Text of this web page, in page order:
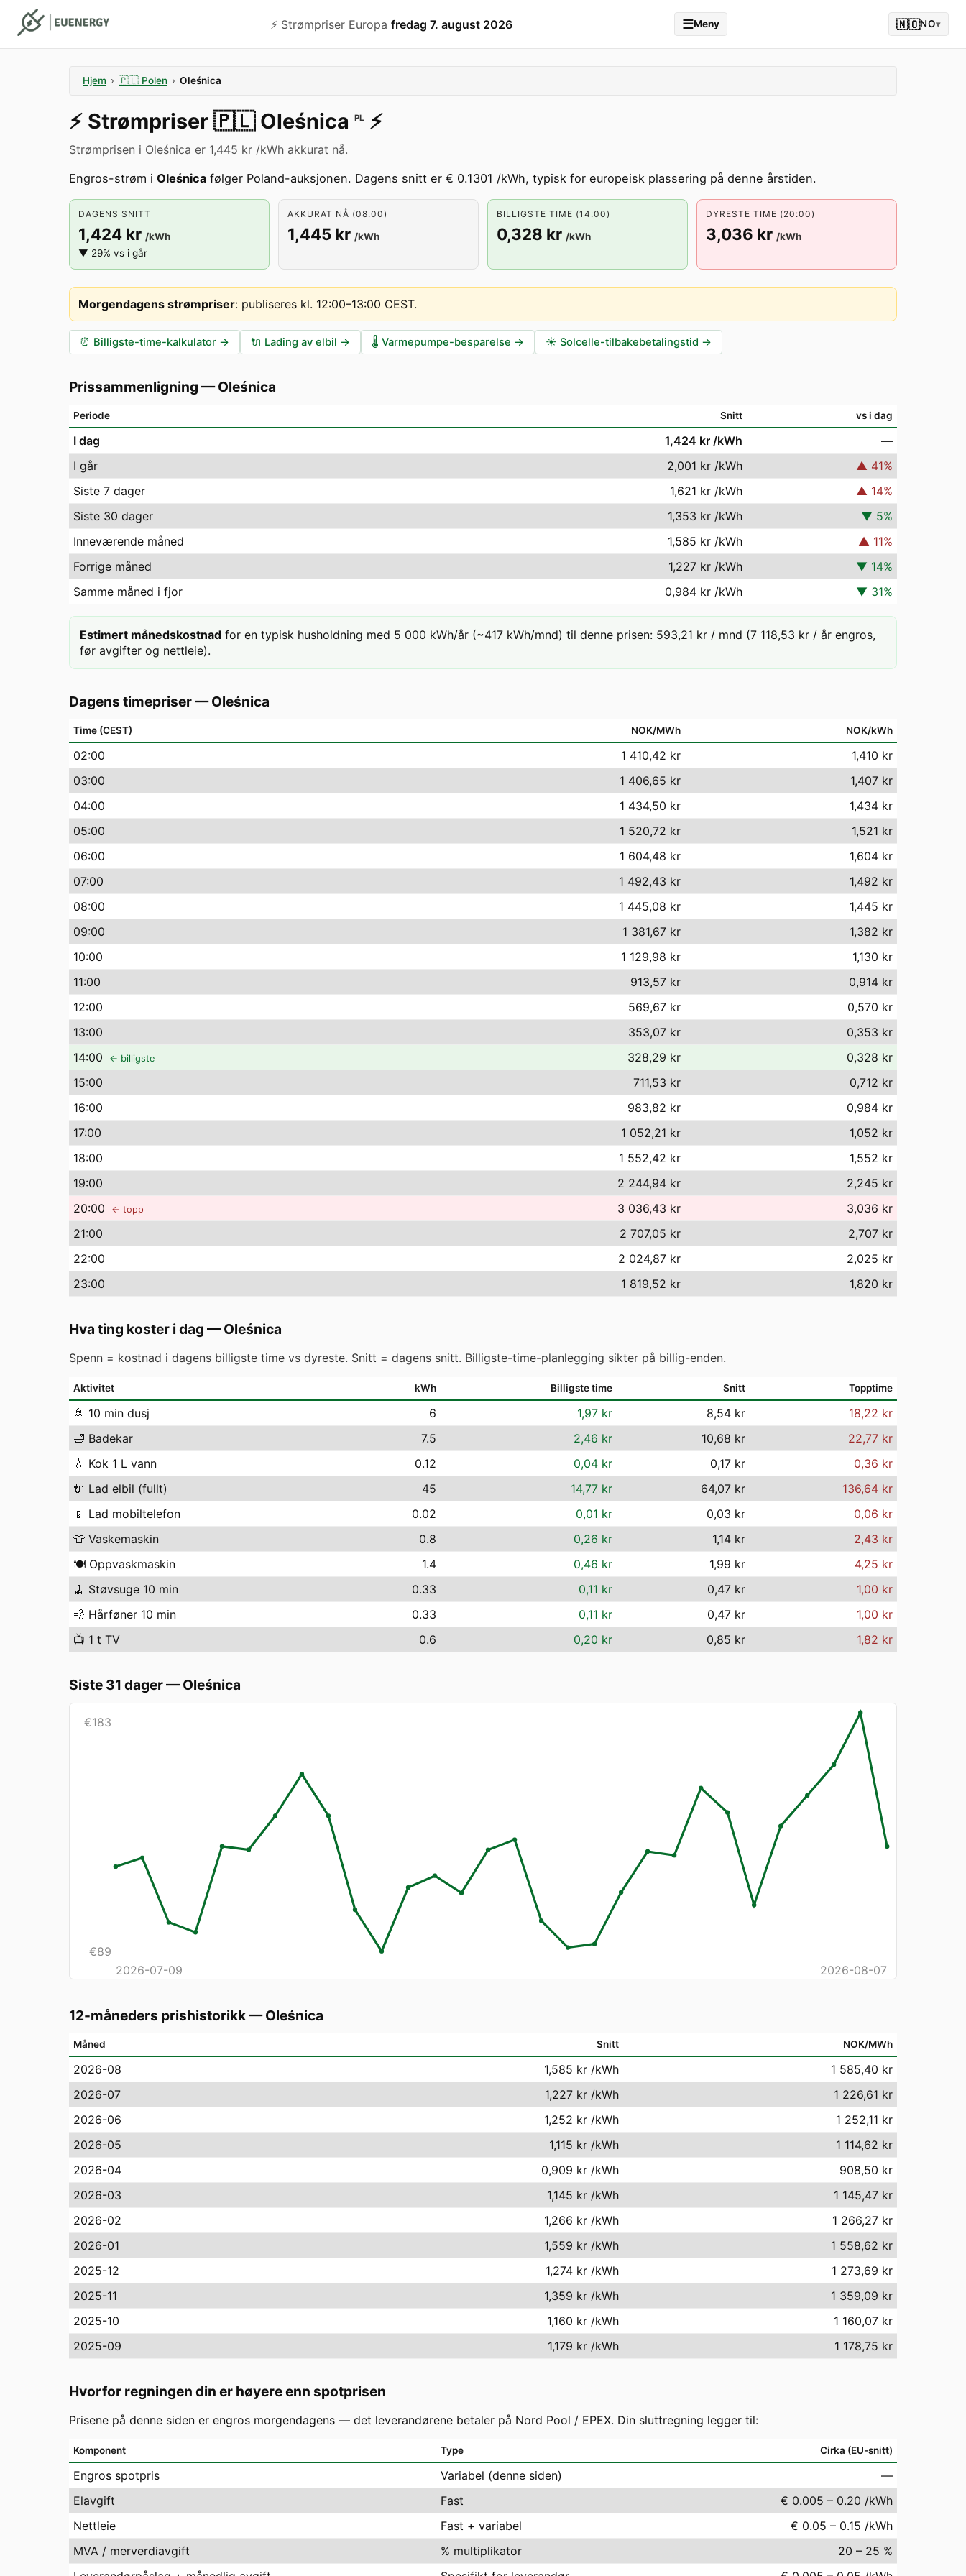
⚡️ Strømpriser Europa fredag 7. august 2026 ☰Meny 🇳🇴NO▾
Hjem › 🇵🇱 Polen › Oleśnica
⚡️ Strømpriser 🇵🇱 Oleśnica PL ⚡️
Strømprisen i Oleśnica er 1,445 kr /kWh akkurat nå.
Engros-strøm i Oleśnica følger Poland-auksjonen. Dagens snitt er € 0.1301 /kWh, typisk for europeisk plassering på denne årstiden.
DAGENS SNITT
1,424 kr /kWh
▼ 29% vs i går
AKKURAT NÅ (08:00)
1,445 kr /kWh
BILLIGSTE TIME (14:00)
0,328 kr /kWh
DYRESTE TIME (20:00)
3,036 kr /kWh
Morgendagens strømpriser: publiseres kl. 12:00–13:00 CEST.
⏰ Billigste-time-kalkulator → 🔌 Lading av elbil → 🌡️ Varmepumpe-besparelse → ☀️ Solcelle-tilbakebetalingstid →
Prissammenligning —Oleśnica
Periode Snitt vs i dag
I dag 1,424 kr /kWh
—
I går
2,001 kr /kWh ▲ 41%
Siste 7 dager
1,621 kr /kWh ▲ 14%
Siste 30 dager
1,353 kr /kWh ▼ 5%
Inneværende måned
1,585 kr /kWh ▲ 11%
Forrige måned
1,227 kr /kWh ▼ 14%
Samme måned i fjor
0,984 kr /kWh ▼ 31%
Estimert månedskostnad for en typisk husholdning med 5 000 kWh/år (~417 kWh/mnd) til denne prisen: 593,21 kr / mnd (7 118,53 kr / år engros,
før avgifter og nettleie).
Dagens timepriser—Oleśnica
Time (CEST) NOK/MWh NOK/kWh
02:00 1 410,42 kr
1,410 kr
03:00 1 406,65 kr
1,407 kr
04:00 1 434,50 kr
1,434 kr
05:00 1 520,72 kr
1,521 kr
06:00 1 604,48 kr
1,604 kr
07:00 1 492,43 kr
1,492 kr
08:00 1 445,08 kr
1,445 kr
09:00 1 381,67 kr
1,382 kr
10:00 1 129,98 kr
1,130 kr
11:00 913,57 kr
0,914 kr
12:00 569,67 kr
0,570 kr
13:00 353,07 kr
0,353 kr
14:00 ← billigste 328,29 kr
0,328 kr
15:00 711,53 kr
0,712 kr
16:00 983,82 kr
0,984 kr
17:00 1 052,21 kr
1,052 kr
18:00 1 552,42 kr
1,552 kr
19:00 2 244,94 kr
2,245 kr
20:00 ← topp 3 036,43 kr
3,036 kr
21:00 2 707,05 kr
2,707 kr
22:00 2 024,87 kr
2,025 kr
23:00 1 819,52 kr 1,820 kr
Hva ting koster i dag —Oleśnica
Spenn = kostnad i dagens billigste time vs dyreste. Snitt = dagens snitt. Billigste-time-planlegging sikter på billig-enden.
Aktivitet kWh Billigste time Snitt Topptime
🚿 10 min dusj 6 1,97 kr 8,54 kr
18,22 kr
🛁 Badekar 7.5 2,46 kr 10,68 kr
22,77 kr
💧 Kok 1 L vann 0.12 0,04 kr 0,17 kr
0,36 kr
🔌 Lad elbil (fullt) 45 14,77 kr 64,07 kr
136,64 kr
📱 Lad mobiltelefon 0.02 0,01 kr 0,03 kr
0,06 kr
👕 Vaskemaskin 0.8 0,26 kr 1,14 kr
2,43 kr
🍽️ Oppvaskmaskin 1.4 0,46 kr 1,99 kr
4,25 kr
🧹 Støvsuge 10 min 0.33 0,11 kr 0,47 kr
1,00 kr
💨 Hårføner 10 min 0.33 0,11 kr 0,47 kr
1,00 kr
📺 1 t TV 0.6 0,20 kr 0,85 kr 1,82 kr
Siste 31 dager—Oleśnica
€183
€89
2026-07-09
2026-08-07
12-måneders prishistorikk—Oleśnica
Måned Snitt NOK/MWh
2026-08 1,585 kr /kWh
1 585,40 kr
2026-07
1,227 kr /kWh
1 226,61 kr
2026-06
1,252 kr /kWh
1 252,11 kr
2026-05
1,115 kr /kWh
1 114,62 kr
2026-04
0,909 kr /kWh
908,50 kr
2026-03
1,145 kr /kWh
1 145,47 kr
2026-02
1,266 kr /kWh
1 266,27 kr
2026-01
1,559 kr /kWh
1 558,62 kr
2025-12
1,274 kr /kWh
1 273,69 kr
2025-11
1,359 kr /kWh
1 359,09 kr
2025-10
1,160 kr /kWh
1 160,07 kr
2025-09
1,179 kr /kWh 1 178,75 kr
Hvorfor regningen din er høyere enn spotprisen
Prisene på denne siden er engros morgendagens — det leverandørene betaler på Nord Pool / EPEX. Din sluttregning legger til:
Komponent Type Cirka (EU-snitt)
Engros spotpris Variabel (denne siden)
—
Elavgift
Fast
€ 0.005 – 0.20 /kWh
Nettleie
Fast + variabel
€ 0.05 – 0.15 /kWh
MVA / merverdiavgift
% multiplikator
20 – 25 %